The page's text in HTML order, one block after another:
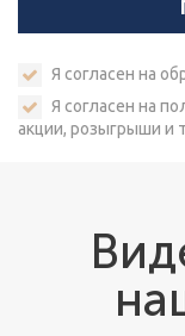
Я согласен на
Я согласен на
акции, розыгрыши и